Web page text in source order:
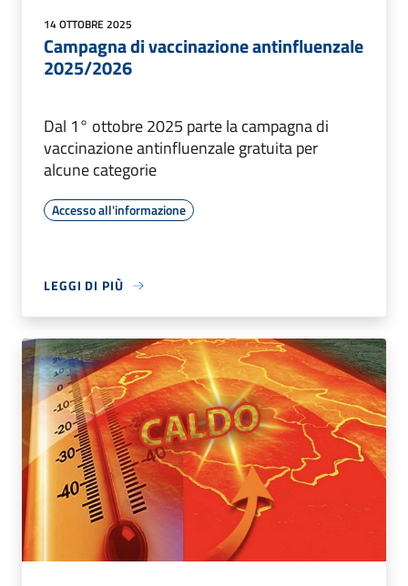
14 OTTOBRE 2025
Campagna di vaccinazione antinfluenzale
2025/2026
Dal 1° ottobre 2025 parte la campagna di
vaccinazione antinfluenzale gratuita per
alcune categorie
Accesso all'informazione
LEGGI DI PIÙ